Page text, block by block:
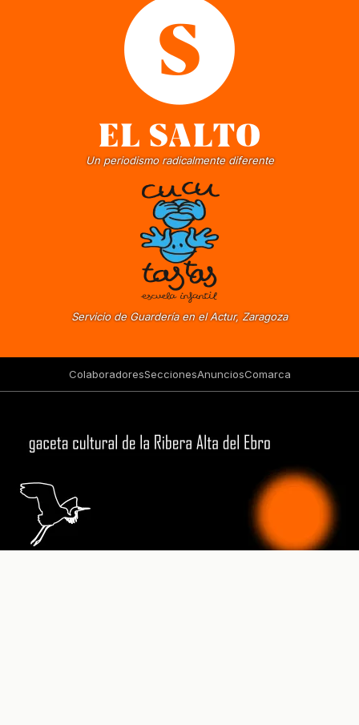
Un periodismo radicalmente diferente
Servicio de Guardería en el Actur, Zaragoza
ColaboradoresSeccionesAnunciosComarca